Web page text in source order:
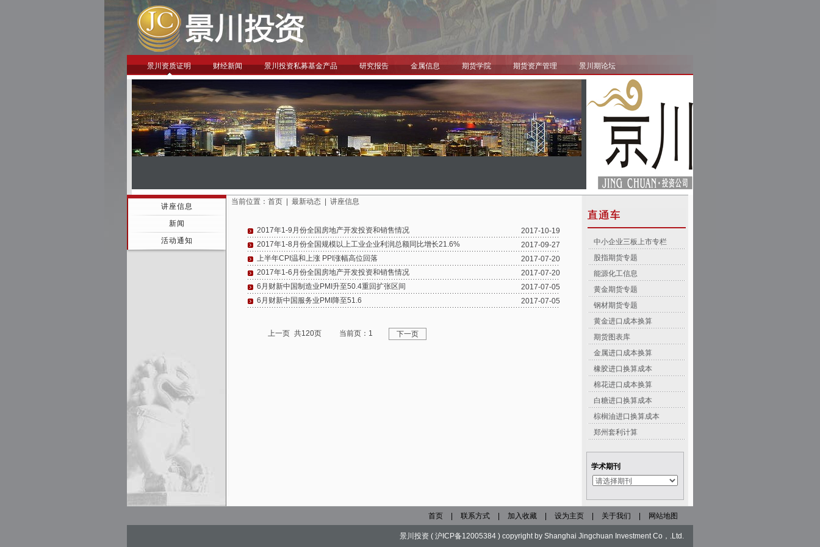
景川资质证明 财经新闻 景川投资私募基金产品 研究报告 金属信息 期货学院 期货资产管理 景川期论坛
讲座信息
新闻
活动通知
当前位置： 首页 最新动态 讲座信息
中小企业三板上市专栏
股指期货专题
能源化工信息
黄金期货专题
钢材期货专题
黄金进口成本换算
期货图表库
金属进口成本换算
橡胶进口换算成本
棉花进口成本换算
白糖进口换算成本
棕榈油进口换算成本
郑州套利计算
学术期刊
2017-10-19
2017年1-9月份全国房地产开发投资和销售情况
2017-09-27
2017年1-8月份全国规模以上工业企业利润总额同比增长21.6%
2017-07-20
上半年CPI温和上涨 PPI涨幅高位回落
2017-07-20
2017年1-6月份全国房地产开发投资和销售情况
2017-07-05
6月财新中国制造业PMI升至50.4重回扩张区间
2017-07-05
6月财新中国服务业PMI降至51.6
上一页 共120页 当前页：1 下一页
首页 联系方式 加入收藏 设为主页 关于我们 网站地图
景川投资 ( 沪ICP备12005384 ) copyright by Shanghai Jingchuan Investment Co，.Ltd.